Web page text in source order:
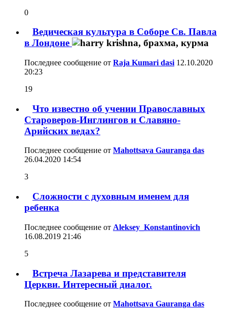
0
Ведическая культура в Соборе Св. Павла
в Лондоне
Последнее сообщение от Raja Kumari dasi 12.10.2020
20:23
19
Что известно об учении Православных
Староверов-Инглингов и Славяно-
Арийских ведах?
Последнее сообщение от Mahottsava Gauranga das
26.04.2020 14:54
3
Сложности с духовным именем для
ребенка
Последнее сообщение от Aleksey_Konstantinovich
16.08.2019 21:46
5
Встреча Лазарева и представителя
Церкви. Интересный диалог.
Последнее сообщение от Mahottsava Gauranga das